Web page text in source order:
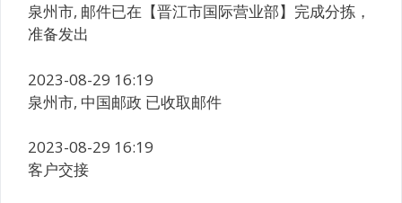
泉州市, 邮件已在【晋江市国际营业部】完成分拣，
准备发出
2023-08-29 16:19
泉州市, 中国邮政 已收取邮件
2023-08-29 16:19
客户交接